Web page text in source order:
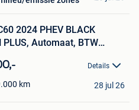
2024 PHEV BLACK
PLUS, Automaat, BTW
Details
km 28 jul 26